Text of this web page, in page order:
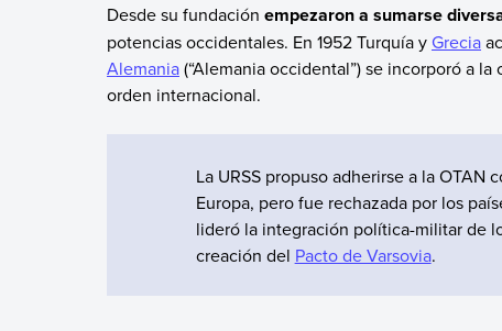
Desde su fundación empezaron a sumarse
potencias occidentales. En 1952 Turquía y Grecia
Alemania(“Alemania occidental”) se incorporó a
orden internacional.
La URSS propuso adherirse a la
Europa, pero fue rechazada por los
lideró la integración política-militar de
creación del Pacto de Varsovia.